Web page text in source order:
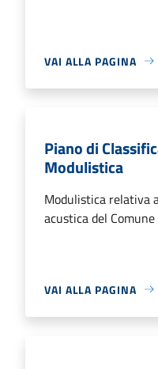
VAI ALLA PAGINA
Piano di
Modulistica
Modulistica relativa
acustica del
VAI ALLA PAGINA